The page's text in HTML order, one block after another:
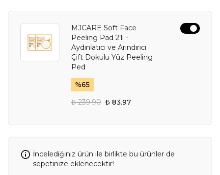
MJCARE Soft Face
Peeling Pad 2'li -
Aydınlatıcı ve Arındırıcı
Çift Dokulu Yüz Peeling
Ped
%65
₺ 239.90 ₺ 83.97
İncelediğiniz ürün ile birlikte bu ürünler de
sepetinize eklenecektir!